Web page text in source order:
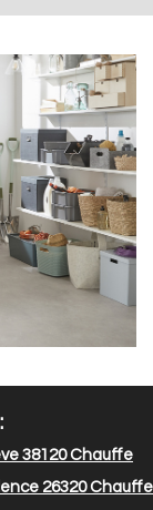
38120Chauffe
26320Chauffe